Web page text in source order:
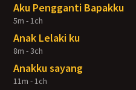
Aku Pengganti Bapakku
5m - 1ch
Anak Lelaki ku
8m - 3ch
Anakku sayang
11m - 1ch